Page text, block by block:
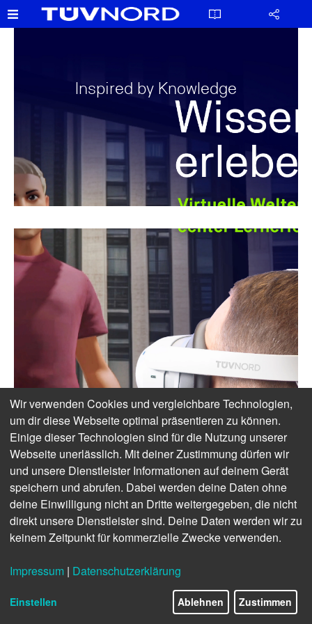
Inspired by Knowledge
Wir verwenden Cookies und vergleichbare Technologien,
um dir diese Webseite optimal präsentieren zu können.
Einige dieser Technologien sind für die Nutzung unserer
Webseite unerlässlich. Mit deiner Zustimmung dürfen wir
und unsere Dienstleister Informationen auf deinem Gerät
speichern und abrufen. Dabei werden deine Daten ohne
deine Einwilligung nicht an Dritte weitergegeben, die nicht
direkt unsere Dienstleister sind. Deine Daten werden wir zu
keinem Zeitpunkt für kommerzielle Zwecke verwenden.
Impressum | Datenschutzerklärung
Einstellen Ablehnen Zustimmen